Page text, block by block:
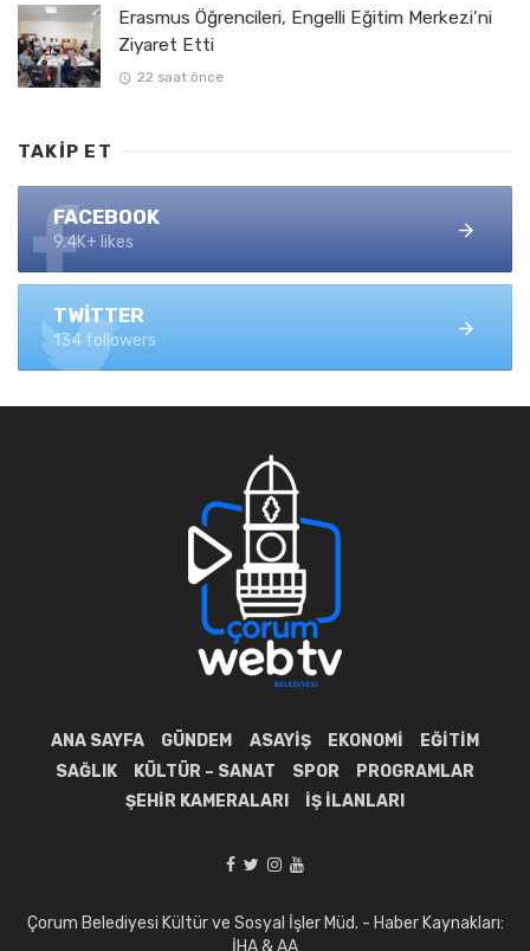
Erasmus Öğrencileri, Engelli Eğitim Merkezi’ni
Ziyaret Etti
22 saat önce
TAKIP ET
FACEBOOK
9.4K+ likes
TWITTER
134 followers
ANA SAYFA GÜNDEM ASAYIŞ EKONOMI
EĞITIM
SAĞLIK
KÜLTÜR – SANAT SPOR
PROGRAMLAR
ŞEHIR KAMERALARI
İŞ İLANLARI
Çorum Belediyesi Kültür ve Sosyal İşler Müd. - Haber Kaynakları:
İHA & AA